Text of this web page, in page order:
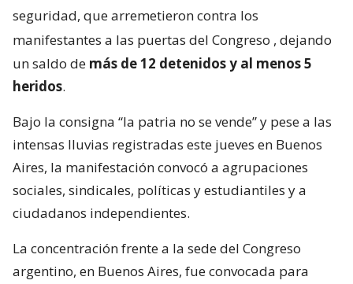
seguridad, que arremetieron contra los
manifestantes a las puertas del Congreso , dejando
un saldo de más de 12 detenidos y al menos 5
heridos.
Bajo la consigna “la patria no se vende” y pese a las
intensas lluvias registradas este jueves en Buenos
Aires, la manifestación convocó a agrupaciones
sociales, sindicales, políticas y estudiantiles y a
ciudadanos independientes.
La concentración frente a la sede del Congreso
argentino, en Buenos Aires, fue convocada para